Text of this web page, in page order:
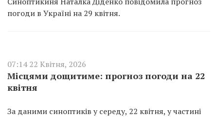
погоди в Україні на 29 квітня.
07:14 22 Квітня, 2026
Місцями дощитиме: прогноз погоди на 22
квітня
За даними синоптиків у середу, 22 квітня, у частині